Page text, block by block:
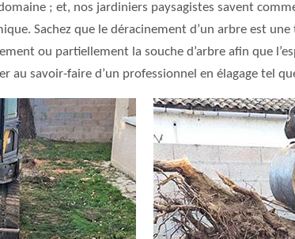
; et, nos jardiniers paysagistes savent
Sachez que le déracinement d’un arbre est
ou partiellement la souche d’arbre afin que
savoir-faire d’un professionnel en élagage tel